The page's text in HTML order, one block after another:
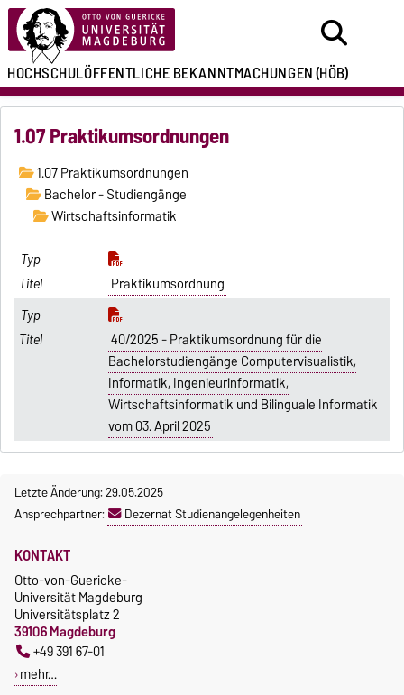
HOCHSCHULÖFFENTLICHEBEKANNTMACHUNGEN(HÖB)
1.07 Praktikumsordnungen
1.07 Praktikumsordnungen
Bachelor - Studiengänge
Wirtschaftsinformatik
Praktikumsordnung
40/2025 - Praktikumsordnung für die
Bachelorstudiengänge Computervisualistik,
Informatik, Ingenieurinformatik,
Wirtschaftsinformatik und Bilinguale Informatik
vom 03. April 2025
Letzte Änderung: 29.05.2025
Ansprechpartner:
Dezernat Studienangelegenheiten
KONTAKT
Otto-von-Guericke-
Universität Magdeburg
Universitätsplatz 2
39106 Magdeburg
+49 391 67-01
mehr…